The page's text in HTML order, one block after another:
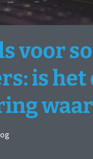
voor
is het